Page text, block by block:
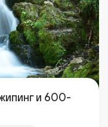
и 600-